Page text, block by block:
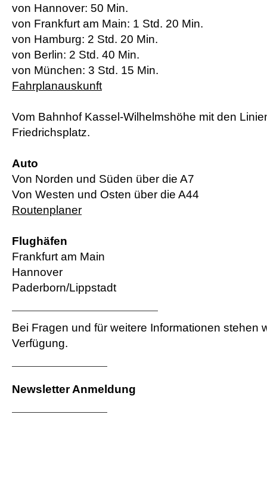
von Hannover: 50 Min.
von Frankfurt am Main: 1 Std. 20 Min.
von Hamburg: 2 Std. 20 Min.
von Berlin: 2 Std. 40 Min.
von München: 3 Std. 15 Min.
Fahrplanauskunft
Vom Bahnhof Kassel-Wilhelmshöhe mit den
Friedrichsplatz.
Auto
Von Norden und Süden über die A7
Von Westen und Osten über die A44
Routenplaner
Flughäfen
Frankfurt am Main
Hannover
Paderborn/Lippstadt
Bei Fragen und für weitere Informationen stehen
Verfügung.
Newsletter Anmeldung